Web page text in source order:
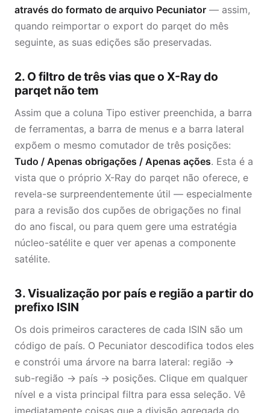
através do formato de arquivo Pecuniator — assim,
quando reimportar o export do parqet do mês
seguinte, as suas edições são preservadas.
2. O filtro de três vias que o X-Ray do
parqet não tem
Assim que a coluna Tipo estiver preenchida, a barra
de ferramentas, a barra de menus e a barra lateral
expõem o mesmo comutador de três posições:
Tudo / Apenas obrigações / Apenas ações. Esta é a
vista que o próprio X-Ray do parqet não oferece, e
revela-se surpreendentemente útil — especialmente
para a revisão dos cupões de obrigações no final
do ano fiscal, ou para quem gere uma estratégia
núcleo-satélite e quer ver apenas a componente
satélite.
3. Visualização por país e região a partir do
prefixo ISIN
Os dois primeiros caracteres de cada ISIN são um
código de país. O Pecuniator descodifica todos eles
e constrói uma árvore na barra lateral: região →
sub-região → país → posições. Clique em qualquer
nível e a vista principal filtra para essa seleção. Vê
imediatamente coisas que a divisão agregada do